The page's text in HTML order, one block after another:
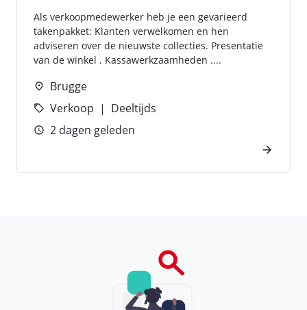
Als verkoopmedewerker heb je een gevarieerd
takenpakket: Klanten verwelkomen en hen
adviseren over de nieuwste collecties. Presentatie
van de winkel . Kassawerkzaamheden ....
Brugge
Verkoop
Deeltijds
2 dagen geleden